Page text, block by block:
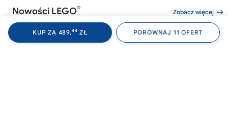
KUP ZA 489,44 ZŁ PORÓWNAJ 11 OFERT
Nowości LEGO® Zobacz więcej